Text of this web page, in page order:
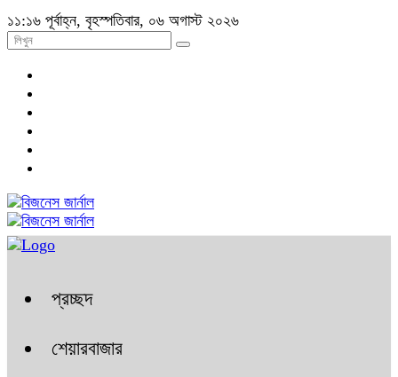
১১:১৬ পূর্বাহ্ন, বৃহস্পতিবার, ০৬ অগাস্ট ২০২৬
প্রচ্ছদ
শেয়ারবাজার